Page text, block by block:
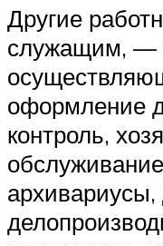
Другие
служащим, —
оформление
контроль,